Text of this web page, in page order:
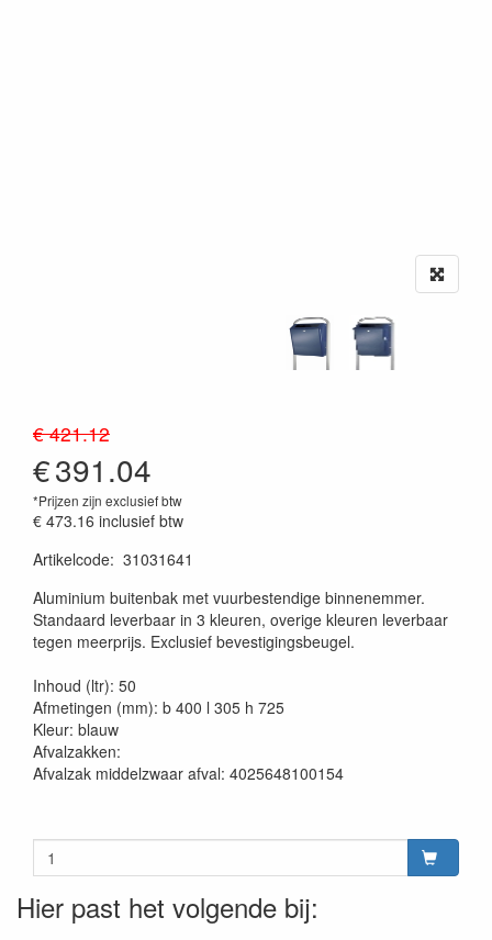
€ 421.12
€391.04
*Prijzen zijn exclusief btw
€ 473.16 inclusief btw
Artikelcode: 31031641
Aluminium buitenbak met vuurbestendige binnenemmer.
Standaard leverbaar in 3 kleuren, overige kleuren leverbaar
tegen meerprijs. Exclusief bevestigingsbeugel.
Inhoud (ltr): 50
Afmetingen (mm): b 400 l 305 h 725
Kleur: blauw
Afvalzakken:
Afvalzak middelzwaar afval: 4025648100154
Hier past het volgende bij: